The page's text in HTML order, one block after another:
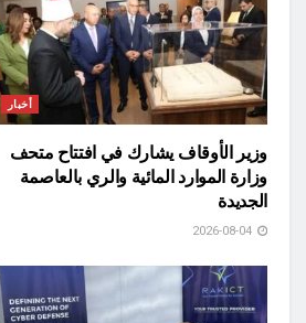
أخبار
وزير الأوقاف يشارك في افتتاح متحف
وزارة الموارد المائية والري بالعاصمة
الجديدة